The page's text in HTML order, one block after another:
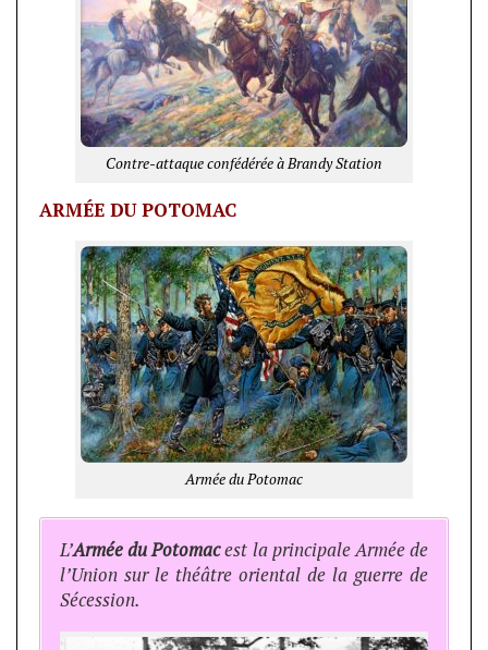
Contre-attaque confédérée à Brandy Station
ARMÉE DU POTOMAC
Armée du Potomac
L’Armée du Potomacest la principale Armée de
l’Union sur le théâtre oriental de la guerre de
Sécession.